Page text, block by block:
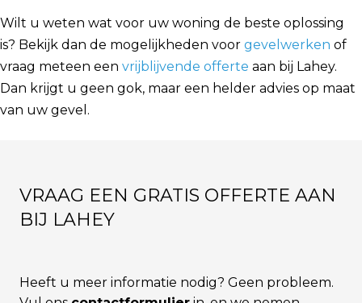
Wilt u weten wat voor uw woning de beste oplossing
is? Bekijk dan de mogelijkheden voor gevelwerken of
vraag meteen een vrijblijvende offerte aan bij Lahey.
Dan krijgt u geen gok, maar een helder advies op maat
van uw gevel.
VRAAG EEN GRATIS OFFERTE AAN
BIJ LAHEY
Heeft u meer informatie nodig? Geen probleem.